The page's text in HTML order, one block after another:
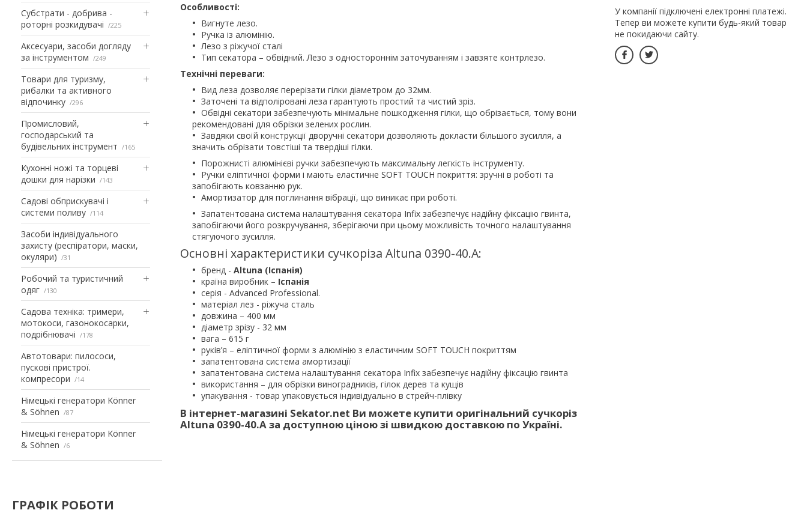
Субстрати - добрива -
роторні розкидувачі
225
Аксесуари, засоби догляду
за інструментом
249
Товари для туризму,
рибалки та активного
відпочинку
296
Промисловий,
господарський та
будівельних інструмент
165
Кухонні ножі та торцеві
дошки для нарізки
143
Садові обприскувачі і
системи поливу
114
Засоби індивідуального
захисту (респіратори, маски,
окуляри)
31
Робочий та туристичний
одяг
130
Садова техніка: тримери,
мотокоси, газонокосарки,
подрібнювачі
178
Автотовари: пилососи,
пускові пристрої.
компресори
14
Німецькі генератори Könner
& Söhnen
87
Німецькі генератори Könner
& Söhnen
6
ГРАФІК РОБОТИ
Особливості:
Вигнуте лезо.
Ручка із алюмінію.
Лезо з ріжучої сталі
Тип секатора – обвідний. Лезо з одностороннім заточуванням і завзяте контрлезо.
Технічні переваги:
Вид леза дозволяє перерізати гілки діаметром до 32мм.
Заточені та відполіровані леза гарантують простий та чистий зріз.
Обвідні секатори забезпечують мінімальне пошкодження гілки, що обрізається, тому вони
рекомендовані для обрізки зелених рослин.
Завдяки своїй конструкції дворучні секатори дозволяють докласти більшого зусилля, а
значить обрізати товстіші та твердіші гілки.
Порожнисті алюмінієві ручки забезпечують максимальну легкість інструменту.
Ручки еліптичної форми і мають еластичне SOFT TOUCH покриття: зручні в роботі та
запобігають ковзанню рук.
Амортизатор для поглинання вібрації, що виникає при роботі.
Запатентована система налаштування секатора Infix забезпечує надійну фіксацію гвинта,
запобігаючи його розкручування, зберігаючи при цьому можливість точного налаштування
стягуючого зусилля.
Основні характеристики сучкоріза Altuna 0390-40.A:
бренд - Altuna (Іспанія)
країна виробник – Іспанія
серія - Advanced Professional.
матеріал лез - ріжуча сталь
довжина – 400 мм
діаметр зрізу - 32 мм
вага – 615 г
руків’я – еліптичної форми з алюмінію з еластичним SOFT TOUCH покриттям
запатентована система амортизації
запатентована система налаштування секатора Infix забезпечує надійну фіксацію гвинта
використання – для обрізки виноградників, гілок дерев та кущів
упакування - товар упаковується індивідуально в стрейч-плівку
В інтернет-магазині Sekator.net Ви можете купити оригінальний сучкоріз
Altuna 0390-40.A за доступною ціною зі швидкою доставкою по Україні.
У компанії підключені електронні платежі.
Тепер ви можете купити будь-який товар
не покидаючи сайту.